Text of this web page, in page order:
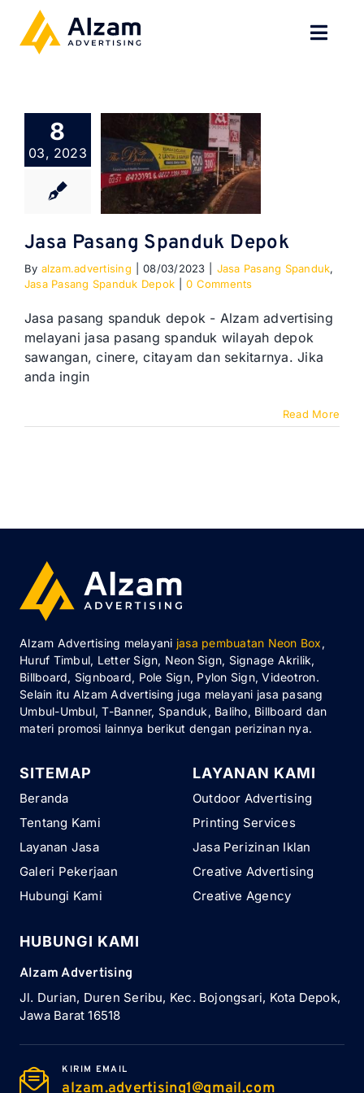
content
TENTANG
SPESIALISASI
GALERI
KONTAK
BLOG
8
03, 2023
Jasa Pasang Spanduk Depok
By alzam.advertising 08/03/2023 Jasa Pasang Spanduk,
Jasa Pasang Spanduk Depok
0 Comments
Jasa pasang spanduk depok - Alzam advertising
melayani jasa pasang spanduk wilayah depok
sawangan, cinere, citayam dan sekitarnya. Jika
anda ingin
Read More
Alzam Advertising melayani jasa pembuatan Neon Box,
Huruf Timbul, Letter Sign, Neon Sign, Signage Akrilik,
Billboard, Signboard, Pole Sign, Pylon Sign, Videotron.
Selain itu Alzam Advertising juga melayani jasa pasang
Umbul-Umbul, T-Banner, Spanduk, Baliho, Billboard dan
materi promosi lainnya berikut dengan perizinan nya.
SITEMAP
Beranda
Tentang Kami
Layanan Jasa
Galeri Pekerjaan
Hubungi Kami
LAYANAN KAMI
Outdoor Advertising
Printing Services
Jasa Perizinan Iklan
Creative Advertising
Creative Agency
HUBUNGI KAMI
Alzam Advertising
Jl. Durian, Duren Seribu, Kec. Bojongsari, Kota Depok,
Jawa Barat 16518
KIRIM EMAIL
alzam.advertising1@gmail.com